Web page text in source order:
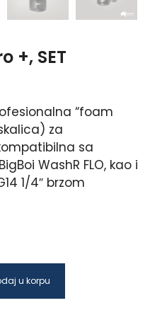
+, SET
“foam
za
sa
WashR FLO, kao i
1/4″ brzom
u korpu